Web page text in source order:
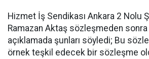
Hizmet İş Sendikası Ankara 2 Nolu
Ramazan Aktaş sözleşmeden sonra
açıklamada şunları söyledi; Bu
örnek teşkil edecek bir sözleşme